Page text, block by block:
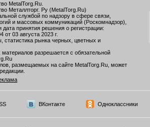
MetalTorg.Ru
Металлторг. Ру (MetalTorg.Ru)
службой по надзору в сфере связи,
и массовых коммуникаций (Роскомнадзор),
принятия решения о регистрации:
03 августа 2023 г.
статистика рынка черных, цветных и
разрешается с обязательной
размещаемых на сайте MetalTorg.Ru, может
ВКонтакте Одноклассники